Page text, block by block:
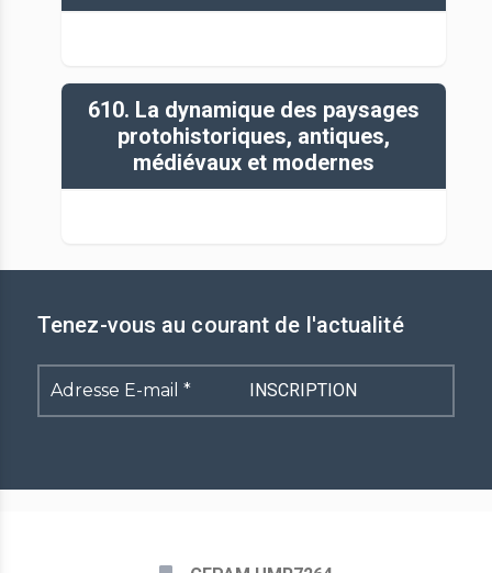
610. La dynamique des paysages
protohistoriques, antiques,
médiévaux et modernes
Tenez-vous au courant de l'actualité
Adresse
E-